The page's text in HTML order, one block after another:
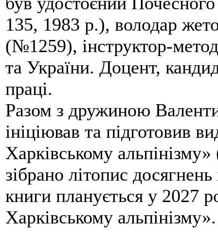
135, 1983 р.), володар
(№1259), інструктор-
та України. Доцент,
праці.
Разом з дружиною
ініціював та підготовив
Харківському
зібрано літопис
книги планується у 2027
Харківському альпінізму».